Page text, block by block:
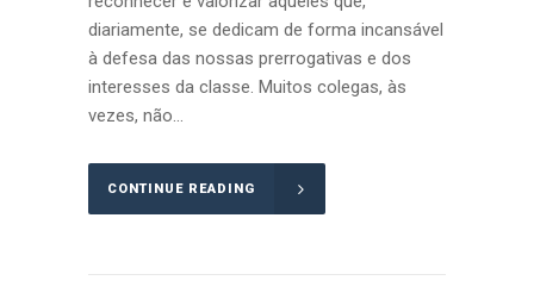
diariamente, se dedicam de forma incansável
à defesa das nossas prerrogativas e dos
interesses da classe. Muitos colegas, às
vezes, não...
CONTINUE READING